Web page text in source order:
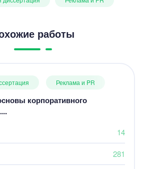
работы
Реклама и PR
корпоративного
14
281